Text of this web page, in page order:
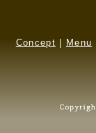
Concept Menu